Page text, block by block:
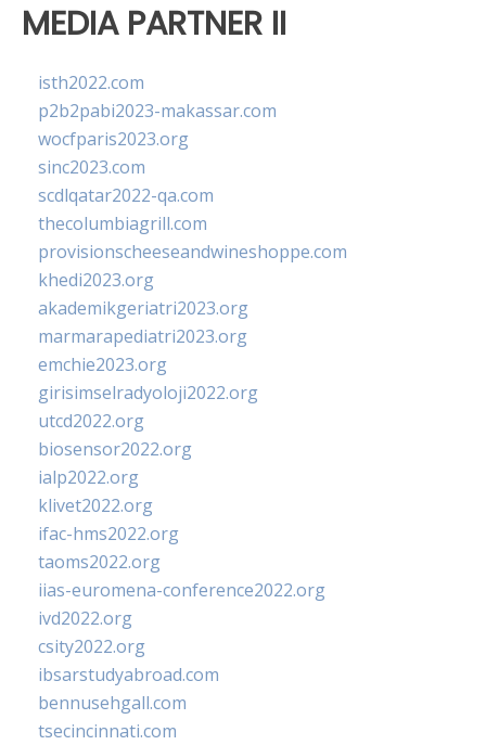
MEDIA PARTNER II
isth2022.com
p2b2pabi2023-makassar.com
wocfparis2023.org
sinc2023.com
scdlqatar2022-qa.com
thecolumbiagrill.com
provisionscheeseandwineshoppe.com
khedi2023.org
akademikgeriatri2023.org
marmarapediatri2023.org
emchie2023.org
girisimselradyoloji2022.org
utcd2022.org
biosensor2022.org
ialp2022.org
klivet2022.org
ifac-hms2022.org
taoms2022.org
iias-euromena-conference2022.org
ivd2022.org
csity2022.org
ibsarstudyabroad.com
bennusehgall.com
tsecincinnati.com